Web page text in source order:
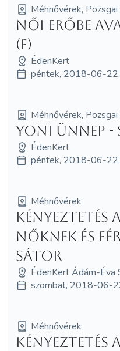
Méhnővérek,
Női Erőbe
(F)
ÉdenKert
péntek, 2018-06-
Méhnővérek,
Yoni Ünnep -
ÉdenKert
péntek, 2018-06-
Méhnővérek
Kényeztetés
nőknek és
Sátor
ÉdenKert Ádám-Éva
szombat, 2018-06-
Méhnővérek
Kényeztetés